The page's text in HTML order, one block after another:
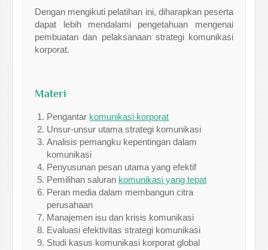
Dengan mengikuti pelatihan ini, diharapkan peserta
dapat lebih mendalami pengetahuan mengenai
pembuatan dan pelaksanaan strategi komunikasi
korporat.
Materi
Pengantar komunikasi korporat
Unsur-unsur utama strategi komunikasi
Analisis pemangku kepentingan dalam
komunikasi
Penyusunan pesan utama yang efektif
Pemilihan saluran komunikasi yang tepat
Peran media dalam membangun citra
perusahaan
Manajemen isu dan krisis komunikasi
Evaluasi efektivitas strategi komunikasi
Studi kasus komunikasi korporat global